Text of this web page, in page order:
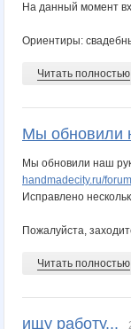
На данный момент
Ориентиры:
Читать полностью
Мы обновили
Мы обновили наш
handmadecity.ru/
Исправлено
Пожалуйста,
Читать полностью
ищу работу...